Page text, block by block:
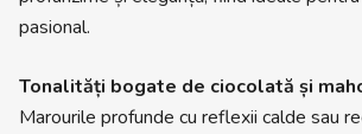
pasional.
Tonalități bogate de ciocolată și
Marourile profunde cu reflexii calde sau